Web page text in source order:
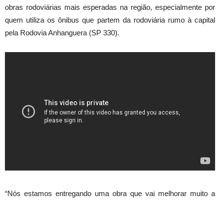
obras rodoviárias mais esperadas na região, especialmente por
quem utiliza os ônibus que partem da rodoviária rumo à capital
pela Rodovia Anhanguera (SP 330).
“Nós estamos entregando uma obra que vai melhorar muito a